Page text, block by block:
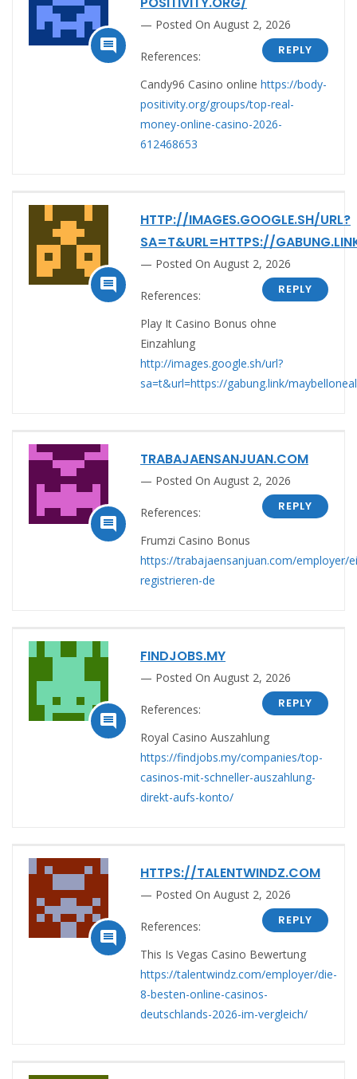

Posted On August 2, 2026
REPLY
References:
Candy96 Casino online https://body-
positivity.org/groups/top-real-
money-online-casino-2026-
612468653

HTTP://IMAGES.GOOGLE.SH/URL?
SA=T&URL=HTTPS://
Posted On August 2, 2026
REPLY
References:
Play It Casino Bonus ohne
Einzahlung
http://images.google.sh/url?
sa=t&url=https://gabung.link/

TRABAJAENSANJUAN.COM
Posted On August 2, 2026
REPLY
References:
Frumzi Casino Bonus
https://trabajaensanjuan.com/employer/
registrieren-de

FINDJOBS.MY
Posted On August 2, 2026
REPLY
References:
Royal Casino Auszahlung
https://findjobs.my/companies/top-
casinos-mit-schneller-auszahlung-
direkt-aufs-konto/

HTTPS://TALENTWINDZ.COM
Posted On August 2, 2026
REPLY
References:
This Is Vegas Casino Bewertung
https://talentwindz.com/employer/die-
8-besten-online-casinos-
deutschlands-2026-im-vergleich/